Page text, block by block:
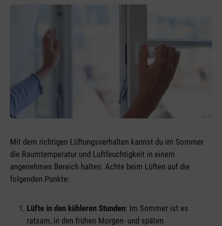
Mit dem richtigen Lüftungsverhalten kannst du im Sommer
die Raumtemperatur und Luftfeuchtigkeit in einem
angenehmen Bereich halten. Achte beim Lüften auf die
folgenden Punkte:
Lüfte in den kühleren Stunden: Im Sommer ist es
ratsam, in den frühen Morgen- und späten